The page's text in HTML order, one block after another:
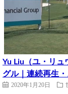
Yu Liu（ユ・リュ
グル｜連続再生
2020年1月20日